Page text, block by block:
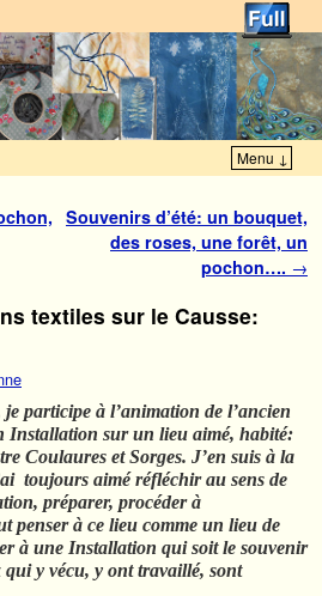
Menu ↓
Souvenirs d’été: un bouquet,
des roses, une forêt, un
pochon…. →
textiles sur le Causse:
je participe à l’animation de l’ancien
Installation sur un lieu aimé, habité:
Coulaures et Sorges. J’en suis à la
toujours aimé réfléchir au sens de
préparer, procéder à
penser à ce lieu comme un lieu de
à une Installation qui soit le souvenir
qui y vécu, y ont travaillé, sont